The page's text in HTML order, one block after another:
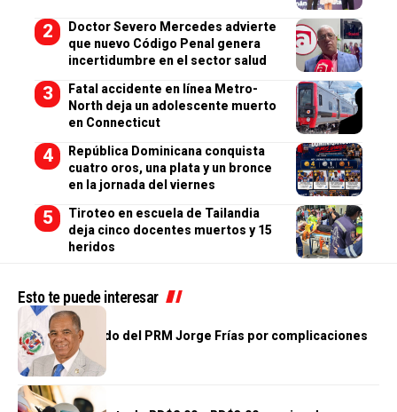
Doctor Severo Mercedes advierte
que nuevo Código Penal genera
incertidumbre en el sector salud
Fatal accidente en línea Metro-
North deja un adolescente muerto
en Connecticut
República Dominicana conquista
cuatro oros, una plata y un bronce
en la jornada del viernes
Tiroteo en escuela de Tailandia
deja cinco docentes muertos y 15
heridos
Esto te puede interesar
NACIONALES
Fallece diputado del PRM Jorge Frías por complicaciones
de salud
NACIONALES